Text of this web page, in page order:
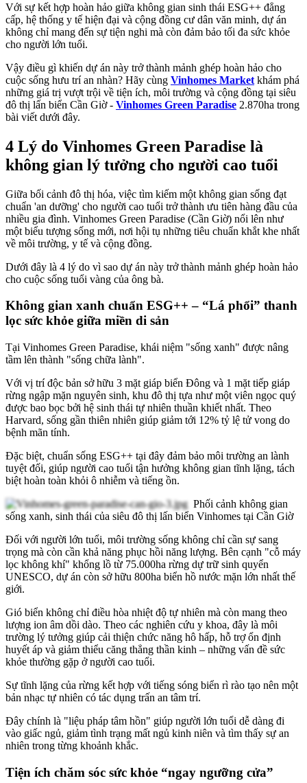
Với sự kết hợp hoàn hảo giữa không gian sinh thái ESG++ đẳng
cấp, hệ thống y tế hiện đại và cộng đồng cư dân văn minh, dự án
không chỉ mang đến sự tiện nghi mà còn đảm bảo tối đa sức khỏe
cho người lớn tuổi.
Vậy điều gì khiến dự án này trở thành mảnh ghép hoàn hảo cho
cuộc sống hưu trí an nhàn? Hãy cùng Vinhomes Market khám phá
những giá trị vượt trội về tiện ích, môi trường và cộng đồng tại siêu
đô thị lấn biển Cần Giờ - Vinhomes Green Paradise 2.870ha trong
bài viết dưới đây.
4 Lý do Vinhomes Green Paradise là
không gian lý tưởng cho người cao tuổi
Giữa bối cảnh đô thị hóa, việc tìm kiếm một không gian sống đạt
chuẩn 'an dưỡng' cho người cao tuổi trở thành ưu tiên hàng đầu của
nhiều gia đình. Vinhomes Green Paradise (Cần Giờ) nổi lên như
một biểu tượng sống mới, nơi hội tụ những tiêu chuẩn khắt khe nhất
về môi trường, y tế và cộng đồng.
Dưới đây là 4 lý do vì sao dự án này trở thành mảnh ghép hoàn hảo
cho cuộc sống tuổi vàng của ông bà.
Không gian xanh chuẩn ESG++ – “Lá phổi” thanh
lọc sức khỏe giữa miền di sản
Tại Vinhomes Green Paradise, khái niệm "sống xanh" được nâng
tầm lên thành "sống chữa lành".
Với vị trí độc bản sở hữu 3 mặt giáp biển Đông và 1 mặt tiếp giáp
rừng ngập mặn nguyên sinh, khu đô thị tựa như một viên ngọc quý
được bao bọc bởi hệ sinh thái tự nhiên thuần khiết nhất. Theo
Harvard, sống gần thiên nhiên giúp giảm tới 12% tỷ lệ tử vong do
bệnh mãn tính.
Đặc biệt, chuẩn sống ESG++ tại đây đảm bảo môi trường an lành
tuyệt đối, giúp người cao tuổi tận hưởng không gian tĩnh lặng, tách
biệt hoàn toàn khỏi ô nhiễm và tiếng ồn.
Phối cảnh không gian
sống xanh, sinh thái của siêu đô thị lấn biển Vinhomes tại Cần Giờ
Đối với người lớn tuổi, môi trường sống không chỉ cần sự sang
trọng mà còn cần khả năng phục hồi năng lượng. Bên cạnh "cỗ máy
lọc không khí" khổng lồ từ 75.000ha rừng dự trữ sinh quyển
UNESCO, dự án còn sở hữu 800ha biển hồ nước mặn lớn nhất thế
giới.
Gió biển không chỉ điều hòa nhiệt độ tự nhiên mà còn mang theo
lượng ion âm dồi dào. Theo các nghiên cứu y khoa, đây là môi
trường lý tưởng giúp cải thiện chức năng hô hấp, hỗ trợ ổn định
huyết áp và giảm thiểu căng thẳng thần kinh – những vấn đề sức
khỏe thường gặp ở người cao tuổi.
Sự tĩnh lặng của rừng kết hợp với tiếng sóng biển rì rào tạo nên một
bản nhạc tự nhiên có tác dụng trấn an tâm trí.
Đây chính là "liệu pháp tâm hồn" giúp người lớn tuổi dễ dàng đi
vào giấc ngủ, giảm tình trạng mất ngủ kinh niên và tìm thấy sự an
nhiên trong từng khoảnh khắc.
Tiện ích chăm sóc sức khỏe “ngay ngưỡng cửa”